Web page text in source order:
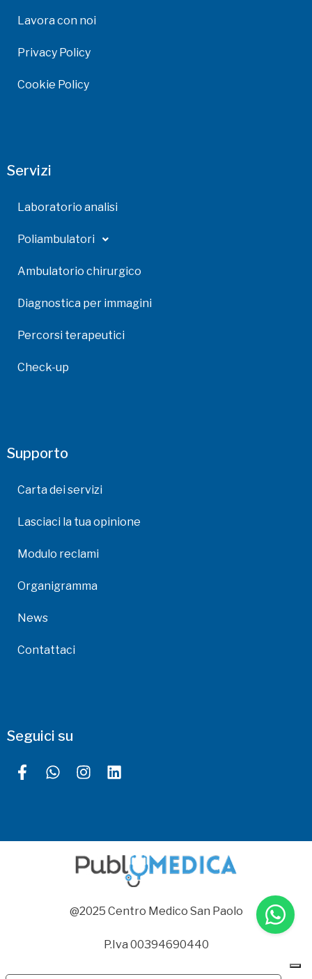
Lavora con noi
Privacy Policy
Cookie Policy
Servizi
Laboratorio analisi
Poliambulatori
Ambulatorio chirurgico
Diagnostica per immagini
Percorsi terapeutici
Check-up
Supporto
Carta dei servizi
Lasciaci la tua opinione
Modulo reclami
Organigramma
News
Contattaci
Seguici su
@2025 Centro Medico San Paolo
P.Iva 00394690440